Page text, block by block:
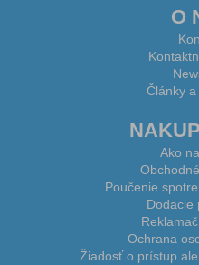
O
Články
Ako
Poučenie
Dodacie
Ochrana
Žiadosť o prístup